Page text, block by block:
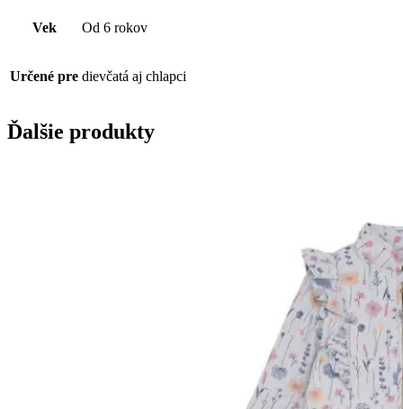
Vek Od 6 rokov
Určené pre dievčatá aj chlapci
Ďalšie produkty